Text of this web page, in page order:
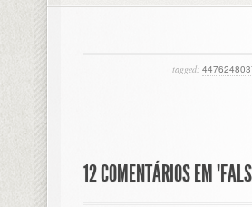
tagged:
12 COMENTÁRIOS EM